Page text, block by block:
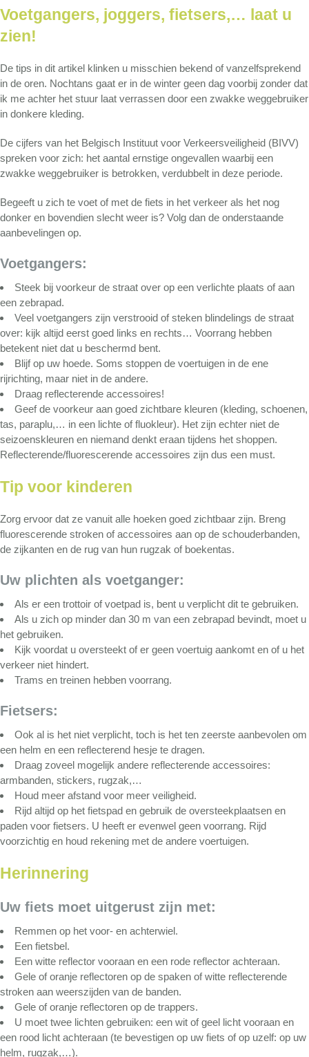
Voetgangers, joggers, fietsers,… laat u
zien!
De tips in dit artikel klinken u misschien bekend of vanzelfsprekend
in de oren. Nochtans gaat er in de winter geen dag voorbij zonder dat
ik me achter het stuur laat verrassen door een zwakke weggebruiker
in donkere kleding.
De cijfers van het Belgisch Instituut voor Verkeersveiligheid (BIVV)
spreken voor zich: het aantal ernstige ongevallen waarbij een
zwakke weggebruiker is betrokken, verdubbelt in deze periode.
Begeeft u zich te voet of met de fiets in het verkeer als het nog
donker en bovendien slecht weer is? Volg dan de onderstaande
aanbevelingen op.
Voetgangers:
Steek bij voorkeur de straat over op een verlichte plaats of aan
een zebrapad.
Veel voetgangers zijn verstrooid of steken blindelings de straat
over: kijk altijd eerst goed links en rechts… Voorrang hebben
betekent niet dat u beschermd bent.
Blijf op uw hoede. Soms stoppen de voertuigen in de ene
rijrichting, maar niet in de andere.
Draag reflecterende accessoires!
Geef de voorkeur aan goed zichtbare kleuren (kleding, schoenen,
tas, paraplu,… in een lichte of fluokleur). Het zijn echter niet de
seizoenskleuren en niemand denkt eraan tijdens het shoppen.
Reflecterende/fluorescerende accessoires zijn dus een must.
Tip voor kinderen
Zorg ervoor dat ze vanuit alle hoeken goed zichtbaar zijn. Breng
fluorescerende stroken of accessoires aan op de schouderbanden,
de zijkanten en de rug van hun rugzak of boekentas.
Uw plichten als voetganger:
Als er een trottoir of voetpad is, bent u verplicht dit te gebruiken.
Als u zich op minder dan 30 m van een zebrapad bevindt, moet u
het gebruiken.
Kijk voordat u oversteekt of er geen voertuig aankomt en of u het
verkeer niet hindert.
Trams en treinen hebben voorrang.
Fietsers:
Ook al is het niet verplicht, toch is het ten zeerste aanbevolen om
een helm en een reflecterend hesje te dragen.
Draag zoveel mogelijk andere reflecterende accessoires:
armbanden, stickers, rugzak,…
Houd meer afstand voor meer veiligheid.
Rijd altijd op het fietspad en gebruik de oversteekplaatsen en
paden voor fietsers. U heeft er evenwel geen voorrang. Rijd
voorzichtig en houd rekening met de andere voertuigen.
Herinnering
Uw fiets moet uitgerust zijn met:
Remmen op het voor- en achterwiel.
Een fietsbel.
Een witte reflector vooraan en een rode reflector achteraan.
Gele of oranje reflectoren op de spaken of witte reflecterende
stroken aan weerszijden van de banden.
Gele of oranje reflectoren op de trappers.
U moet twee lichten gebruiken: een wit of geel licht vooraan en
een rood licht achteraan (te bevestigen op uw fiets of op uzelf: op uw
helm, rugzak,…).